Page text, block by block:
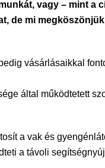
vagy – mint a
de mi
vásárlásaikkal
által működtetett
a vak és
a távoli